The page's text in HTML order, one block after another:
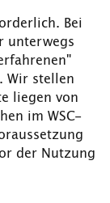
Bei
unterwegs
Wir stellen
liegen von
im WSC-
der Nutzung